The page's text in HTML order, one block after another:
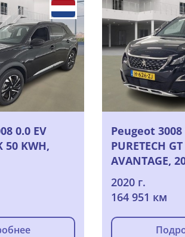
0.0 EV
50 KWH,
Peugeot 3008
PURETECH
AVANTAGE,
2020 г.
164 951 км